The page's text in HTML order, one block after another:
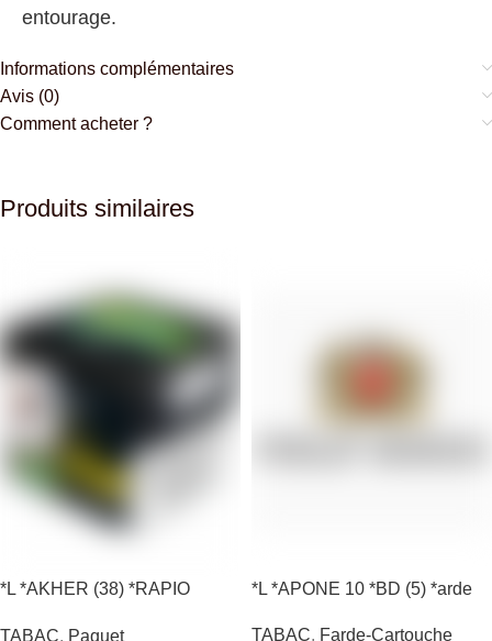
entourage.
Informations complémentaires
Avis (0)
Comment acheter ?
Produits similaires
*L *AKHER (38) *RAPIO
TABAC, Paquet
*L *APONE 10 *BD (5) *arde
TABAC, Farde-Cartouche